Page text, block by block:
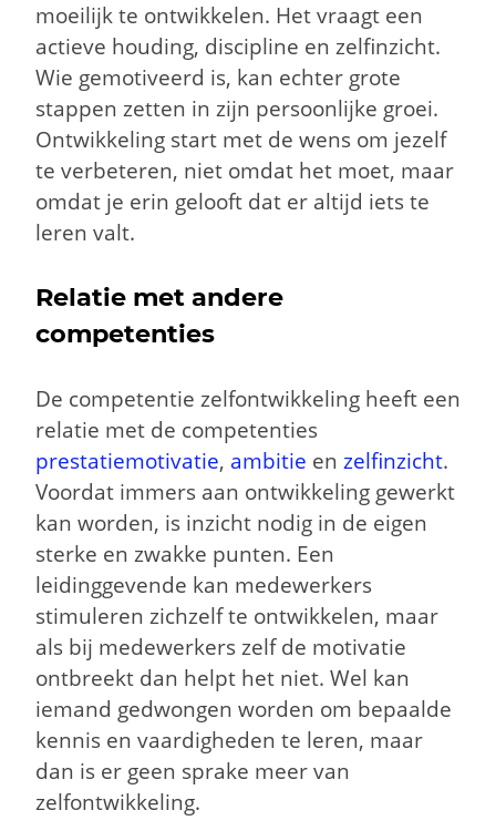
moeilijk te ontwikkelen. Het vraagt een
actieve houding, discipline en zelfinzicht.
Wie gemotiveerd is, kan echter grote
stappen zetten in zijn persoonlijke groei.
Ontwikkeling start met de wens om jezelf
te verbeteren, niet omdat het moet, maar
omdat je erin gelooft dat er altijd iets te
leren valt.
Relatie met andere
competenties
De competentie zelfontwikkeling heeft een
relatie met de competenties
prestatiemotivatie, ambitie en zelfinzicht.
Voordat immers aan ontwikkeling gewerkt
kan worden, is inzicht nodig in de eigen
sterke en zwakke punten. Een
leidinggevende kan medewerkers
stimuleren zichzelf te ontwikkelen, maar
als bij medewerkers zelf de motivatie
ontbreekt dan helpt het niet. Wel kan
iemand gedwongen worden om bepaalde
kennis en vaardigheden te leren, maar
dan is er geen sprake meer van
zelfontwikkeling.